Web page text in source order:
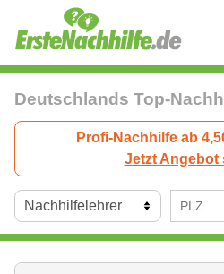
Deutschlands Top-
Profi-Nachhilfe ab
Jetzt Angebot